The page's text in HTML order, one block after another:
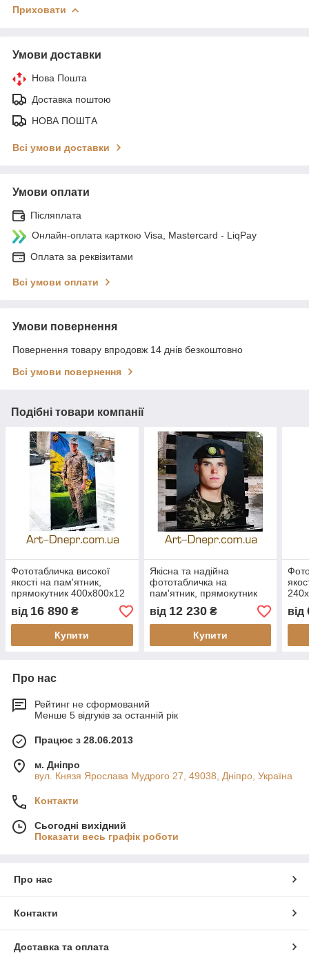
Приховати
Умови доставки
Нова Пошта
Доставка поштою
НОВА ПОШТА
Всі умови доставки
Умови оплати
Післяплата
Онлайн-оплата карткою Visa, Mastercard - LiqPay
Оплата за реквізитами
Всі умови оплати
Умови повернення
Повернення товару впродовж 14 днів безкоштовно
Всі умови повернення
Подібні товари компанії
Фототабличка високої
якості на пам'ятник,
прямокутник 400х800x12
мм
від 16 890 ₴
Купити
Якісна та надійна
фототабличка на
пам'ятник, прямокутник
400х500x12 мм
від 12 230₴
Купити
від
Про нас
Рейтинг не сформований
Менше 5 відгуків за останній рік
Працює з 28.06.2013
м. Дніпро
вул. Князя Ярослава Мудрого 27, 49038, Дніпро, Україна
Контакти
Сьогодні вихідний
Показати весь графік роботи
Про нас
Контакти
Доставка та оплата